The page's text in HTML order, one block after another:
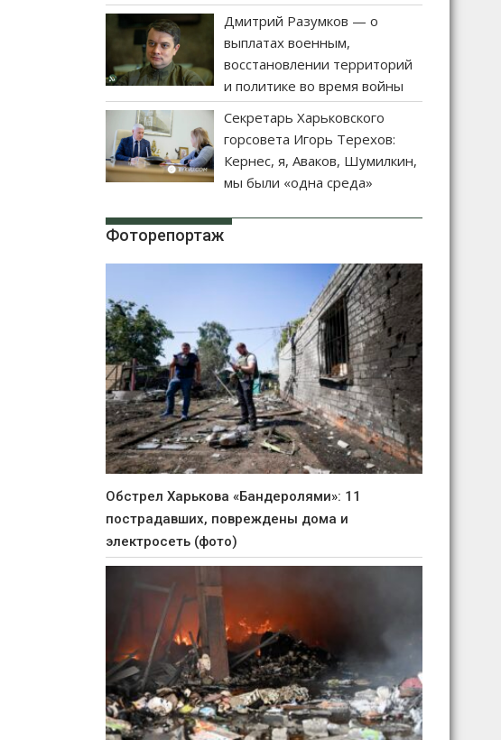
Дмитрий Разумков — о
выплатах военным,
восстановлении территорий
и политике во время войны
Секретарь Харьковского
горсовета Игорь Терехов:
Кернес, я, Аваков, Шумилкин,
мы были «одна среда»
Фоторепортаж
Обстрел Харькова «Бандеролями»: 11
пострадавших, повреждены дома и
электросеть (фото)